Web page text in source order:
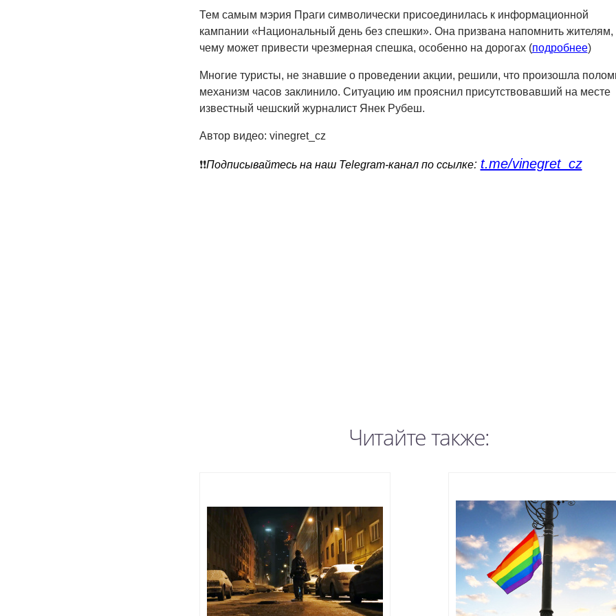
Тем самым мэрия Праги символически присоединилась к информационной
кампании «Национальный день без спешки». Она призвана напомнить жителям,
чему может привести чрезмерная спешка, особенно на дорогах (подробнее)
Многие туристы, не знавшие о проведении акции, решили, что произошла
механизм часов заклинило. Ситуацию им прояснил присутствовавший на месте
известный чешский журналист Янек Рубеш.
Автор видео: vinegret_cz
❗️❗️Подписывайтесь на наш Telegram-канал по ссылке: t.me/vinegret_cz
Читайте также: